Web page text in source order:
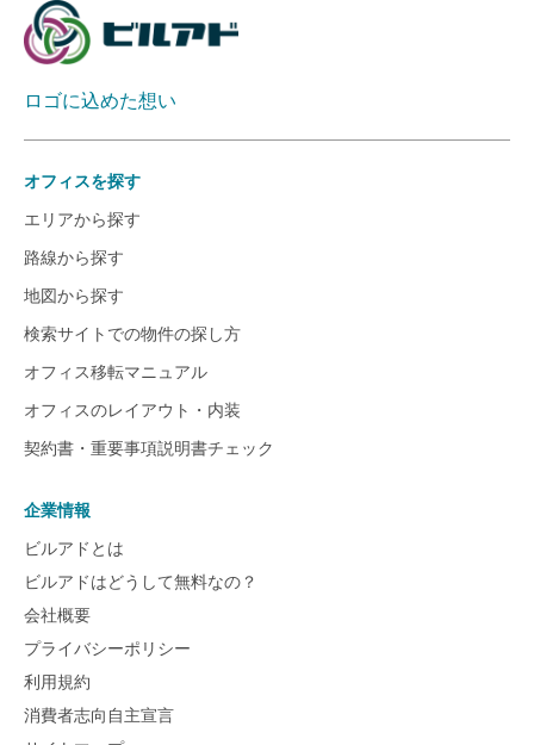
ロゴに込めた想い
オフィスを探す
エリアから探す
路線から探す
地図から探す
検索サイトでの物件の探し方
オフィス移転マニュアル
オフィスのレイアウト・内装
契約書・重要事項説明書チェック
企業情報
ビルアドとは
ビルアドはどうして無料なの？
会社概要
プライバシーポリシー
利用規約
消費者志向自主宣言